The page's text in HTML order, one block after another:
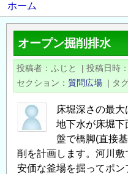
移
パ
ン
く
ず
ホーム
オープン掘削排水
投稿者 ふじと | 投稿日時
セクション
質問広場 | タ
床堀深さの最大
地下水が床堀
盤で橋脚(直接
削を計画します。河川敷
安価な釜場を掘ってポ